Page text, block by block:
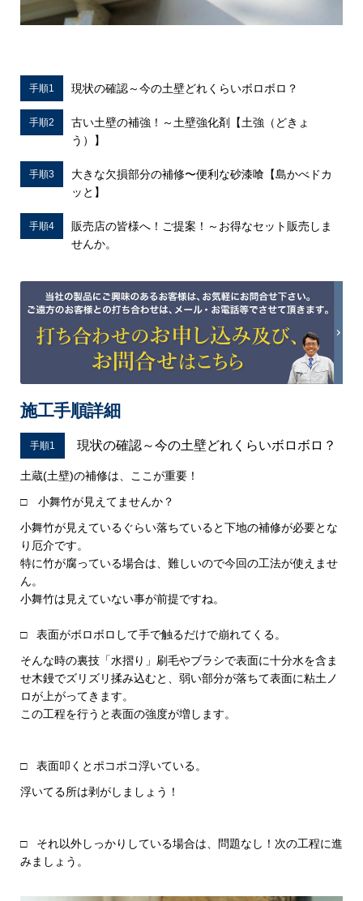
手順1 現状の確認～今の土壁どれくらいボロボロ？
手順2
古い土壁の補強！～土壁強化剤【土強（どきょ
う）】
手順3
大きな欠損部分の補修〜便利な砂漆喰【島かべドカ
ッと】
手順4
販売店の皆様へ！ご提案！～お得なセット販売しま
せんか。
施工手順詳細
手順1 現状の確認～今の土壁どれくらいボロボロ？
土蔵(土壁)の補修は、ここが重要！
□ 小舞竹が見えてませんか？
小舞竹が見えているぐらい落ちていると下地の補修が必要とな
り厄介です。
特に竹が腐っている場合は、難しいので今回の工法が使えませ
ん。
小舞竹は見えていない事が前提ですね。
□ 表面がボロボロして手で触るだけで崩れてくる。
そんな時の裏技「水摺り」刷毛やブラシで表面に十分水を含ま
せ木鏝でズリズリ揉み込むと、弱い部分が落ちて表面に粘土ノ
ロが上がってきます。
この工程を行うと表面の強度が増します。
□ 表面叩くとポコポコ浮いている。
浮いてる所は剥がしましょう！
□ それ以外しっかりしている場合は、問題なし！次の工程に進
みましょう。